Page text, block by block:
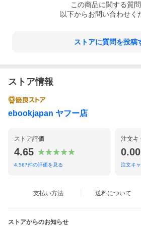
この商品に関する質問
以下からお問い合わせく
ストアに質問を投稿
ストア情報
ebookjapan ヤフー店
ストア評価
4.65
4,567件の評価を見る
注文キ
注文キ
支払い方法 送料について
ストアからのお知らせ